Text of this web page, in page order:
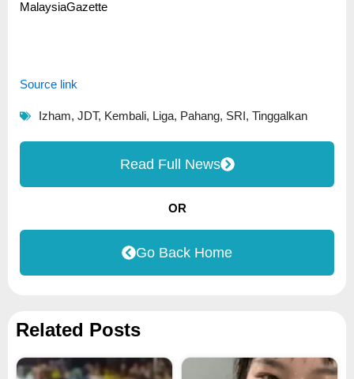
MalaysiaGazette
Source link
Izham, JDT, Kembali, Liga, Pahang, SRI, Tinggalkan
Read Full News
OR
Go Back Home
Related Posts